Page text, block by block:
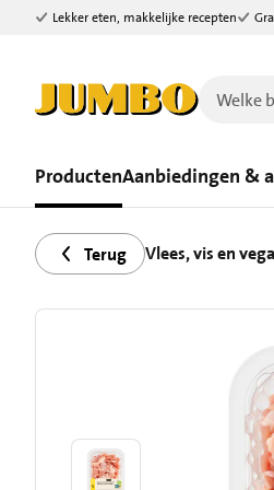
Ga naar zoeken
Ga naar hoofdinhoud
Lekker eten, makkelijke recepten
ProductenAanbiedingen &
Terug Vlees, vis en vega